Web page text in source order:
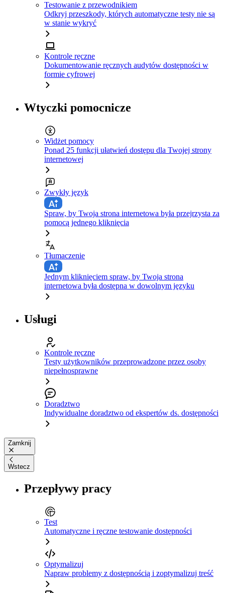
Testowanie z przewodnikiem
Odkryj przeszkody, których automatyczne testy nie są
w stanie wykryć
Kontrole ręczne
Dokumentowanie ręcznych audytów dostępności w
formie cyfrowej
Wtyczki pomocnicze
Widżet pomocy
Ponad 25 funkcji ułatwień dostępu dla Twojej strony
internetowej
Zwykły język
Spraw, by Twoja strona internetowa była przejrzysta za
pomocą jednego kliknięcia
Tłumaczenie
Jednym kliknięciem spraw, by Twoja strona
internetowa była dostępna w dowolnym języku
Usługi
Kontrole ręczne
Testy użytkowników przeprowadzone przez osoby
niepełnosprawne
Doradztwo
Indywidualne doradztwo od ekspertów ds. dostępności
Zamknij
Wstecz
Przepływy pracy
Test
Automatyczne i ręczne testowanie dostępności
Optymalizuj
Napraw problemy z dostępnością i zoptymalizuj treść